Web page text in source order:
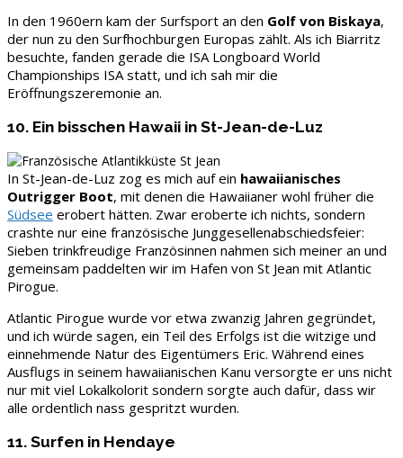
In den 1960ern kam der Surfsport an den Golf von Biskaya,
der nun zu den Surfhochburgen Europas zählt. Als ich Biarritz
besuchte, fanden gerade die ISA Longboard World
Championships ISA statt, und ich sah mir die
Eröffnungszeremonie an.
10. Ein bisschen Hawaii in St-Jean-de-Luz
In St-Jean-de-Luz zog es mich auf ein hawaiianisches
Outrigger Boot, mit denen die Hawaiianer wohl früher die
Südsee erobert hätten. Zwar eroberte ich nichts, sondern
crashte nur eine französische Junggesellenabschiedsfeier:
Sieben trinkfreudige Französinnen nahmen sich meiner an und
gemeinsam paddelten wir im Hafen von St Jean mit Atlantic
Pirogue.
Atlantic Pirogue wurde vor etwa zwanzig Jahren gegründet,
und ich würde sagen, ein Teil des Erfolgs ist die witzige und
einnehmende Natur des Eigentümers Eric. Während eines
Ausflugs in seinem hawaiianischen Kanu versorgte er uns nicht
nur mit viel Lokalkolorit sondern sorgte auch dafür, dass wir
alle ordentlich nass gespritzt wurden.
11. Surfen in Hendaye